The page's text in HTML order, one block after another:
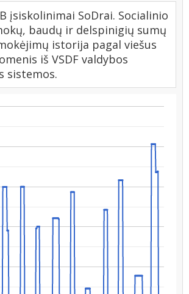
įsiskolinimai SoDrai. Socialinio
baudų ir delspinigių sumų
istorija pagal viešus
iš VSDF valdybos
sistemos.